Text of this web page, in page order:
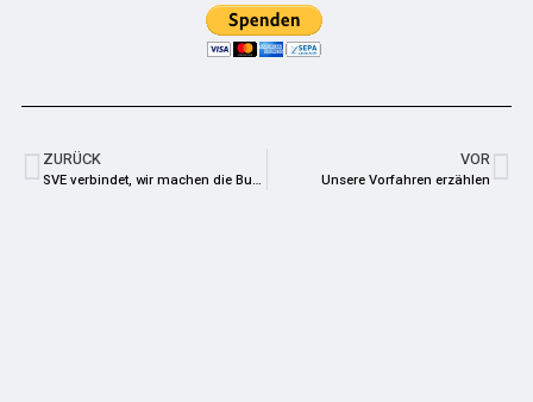
ZURÜCK
SVE verbindet, wir machen die Bude voll!
VOR
Unsere Vorfahren erzählen